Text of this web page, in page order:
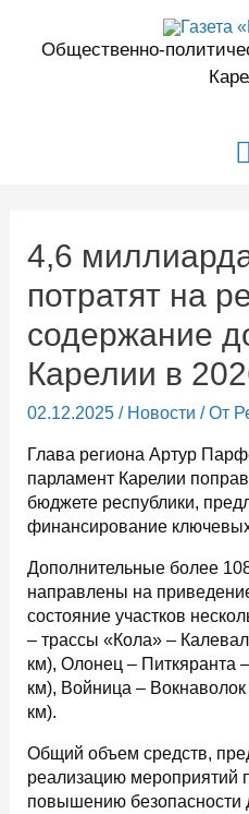
содержимому
Общественно-
4,6
потратят на
содержание
Карелии в
02.12.2025/ Новости / От
Глава региона Артур
парламент Карелии
бюджете республики,
финансирование
Дополнительные более
направлены на
состояние участков
– трассы «Кола» –
км), Олонец – Питкяранта
км), Войница –
км).
Общий объем средств,
реализацию мероприятий
повышению безопасности